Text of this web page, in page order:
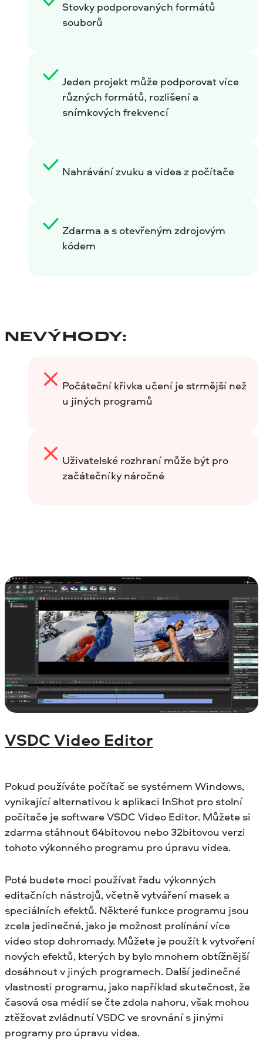
Stovky podporovaných formátů
souborů
Jeden projekt může podporovat více
různých formátů, rozlišení a
snímkových frekvencí
Nahrávání zvuku a videa z počítače
Zdarma a s otevřeným zdrojovým
kódem
NEVÝHODY:
Počáteční křivka učení je strmější než
u jiných programů
Uživatelské rozhraní může být pro
začátečníky náročné
VSDC Video Editor
Pokud používáte počítač se systémem Windows,
vynikající alternativou k aplikaci InShot pro stolní
počítače je software VSDC Video Editor. Můžete si
zdarma stáhnout 64bitovou nebo 32bitovou verzi
tohoto výkonného programu pro úpravu videa.
Poté budete moci používat řadu výkonných
editačních nástrojů, včetně vytváření masek a
speciálních efektů. Některé funkce programu jsou
zcela jedinečné, jako je možnost prolínání více
video stop dohromady. Můžete je použít k vytvoření
nových efektů, kterých by bylo mnohem obtížnější
dosáhnout v jiných programech. Další jedinečné
vlastnosti programu, jako například skutečnost, že
časová osa médií se čte zdola nahoru, však mohou
ztěžovat zvládnutí VSDC ve srovnání s jinými
programy pro úpravu videa.